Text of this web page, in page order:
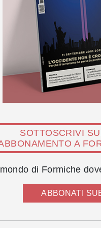
SOTTOSCRIVI
A
di Formiche
ABBONATI